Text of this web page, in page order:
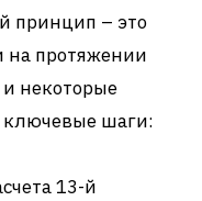
принцип – это
на протяжении
и некоторые
шаги:
13-й